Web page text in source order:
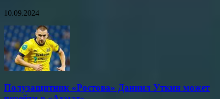
10.09.2024
Полузащитник «Ростова» Даниил Уткин может